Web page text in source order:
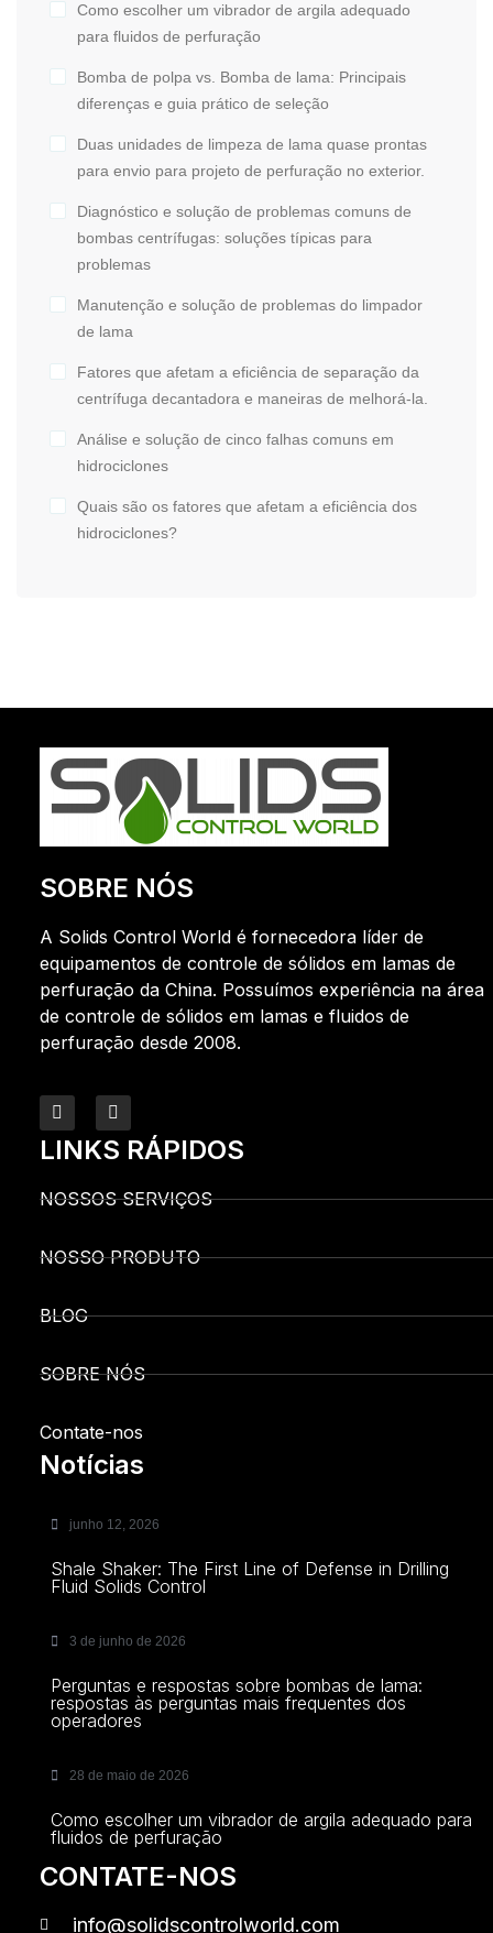
Como escolher um vibrador de argila adequado
para fluidos de perfuração
Bomba de polpa vs. Bomba de lama: Principais
diferenças e guia prático de seleção
Duas unidades de limpeza de lama quase prontas
para envio para projeto de perfuração no exterior.
Diagnóstico e solução de problemas comuns de
bombas centrífugas: soluções típicas para
problemas
Manutenção e solução de problemas do limpador
de lama
Fatores que afetam a eficiência de separação da
centrífuga decantadora e maneiras de melhorá-la.
Análise e solução de cinco falhas comuns em
hidrociclones
Quais são os fatores que afetam a eficiência dos
hidrociclones?
SOBRE NÓS
A Solids Control World é fornecedora líder de
equipamentos de controle de sólidos em lamas de
perfuração da China. Possuímos experiência na área
de controle de sólidos em lamas e fluidos de
perfuração desde 2008.
LINKS RÁPIDOS
NOSSOS SERVIÇOS
NOSSO PRODUTO
BLOG
SOBRE NÓS
Contate-nos
Notícias
junho 12, 2026
Shale Shaker: The First Line of Defense in Drilling
Fluid Solids Control
3 de junho de 2026
Perguntas e respostas sobre bombas de lama:
respostas às perguntas mais frequentes dos
operadores
28 de maio de 2026
Como escolher um vibrador de argila adequado para
fluidos de perfuração
CONTATE-NOS
info@solidscontrolworld.com